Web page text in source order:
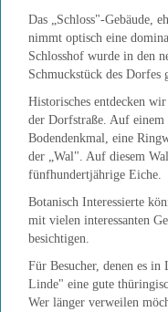
Das „Schloss"-Gebäude,
nimmt optisch eine
Schlosshof wurde in den
Schmuckstück des Dorfes
Historisches entdecken
der Dorfstraße. Auf
Bodendenkmal, eine
der „Wal". Auf diesem
fünfhundertjährige Eiche.
Botanisch Interessierte
mit vielen interessanten
besichtigen.
Für Besucher, denen es
Linde" eine gute
Wer länger verweilen